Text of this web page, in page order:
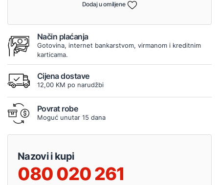
Dodaj u omiljene
Način plaćanja
Gotovina, internet bankarstvom, virmanom i kreditnim
karticama.
Cijena dostave
12,00 KM po narudžbi
Povrat robe
Moguć unutar 15 dana
Nazovi i kupi
080 020 261